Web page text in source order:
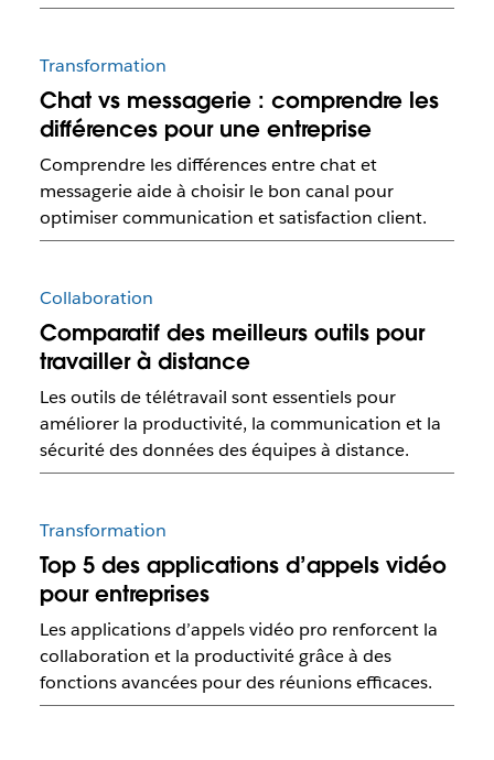
Transformation
Chat vs messagerie : comprendre les
différences pour une entreprise
Comprendre les différences entre chat et
messagerie aide à choisir le bon canal pour
optimiser communication et satisfaction client.
Collaboration
Comparatif des meilleurs outils pour
travailler à distance
Les outils de télétravail sont essentiels pour
améliorer la productivité, la communication et la
sécurité des données des équipes à distance.
Transformation
Top 5 des applications d’appels vidéo
pour entreprises
Les applications d’appels vidéo pro renforcent la
collaboration et la productivité grâce à des
fonctions avancées pour des réunions efficaces.